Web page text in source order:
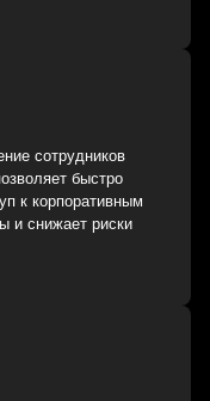
сотрудников
быстро
к корпоративным
и снижает риски